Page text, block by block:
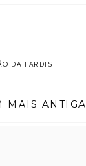
DA TARDIS
MAIS ANTIGA